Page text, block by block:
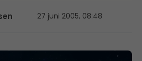
27 juni 2005, 08:48